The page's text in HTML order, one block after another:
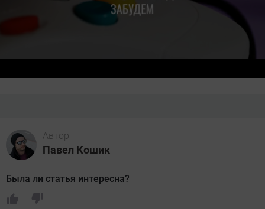
Автор
Павел Кошик
Была ли статья интересна?